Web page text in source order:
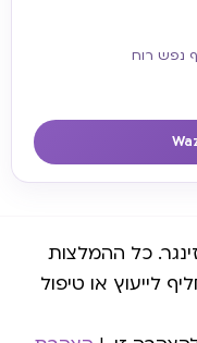
נפש רוח
כל ההמלצות
לייעוץ או טיפול